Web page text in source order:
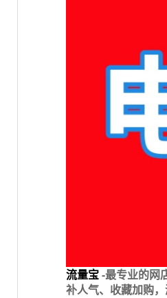
流量宝-最专业的网
补人气、收藏加购